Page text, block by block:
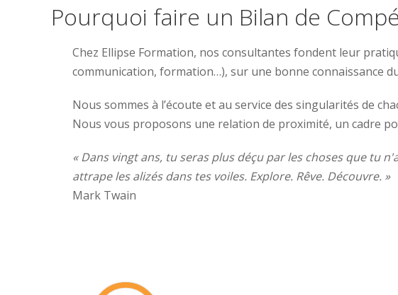
Pourquoi faire un Bilan de
Chez Ellipse Formation, nos consultantes fondent leur
communication, formation…), sur une bonne connaissance
Nous sommes à l’écoute et au service des singularités de
Nous vous proposons une relation de proximité, un cadre
« Dans vingt ans, tu seras plus déçu par les choses que tu
attrape les alizés dans tes voiles. Explore. Rêve. Découvre. »
Mark Twain